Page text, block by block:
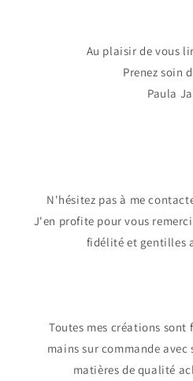
Au plaisir de vous
Prenez soin
Paula
N'hésitez pas à me
J'en profite pour vous
fidélité et gentilles
Toutes mes créations sont
mains sur commande
matières de qualité